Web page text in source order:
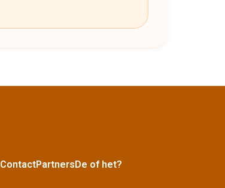
ContactPartnersDe of het?